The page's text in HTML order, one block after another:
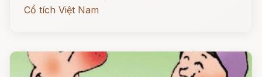
Cổ tích Việt Nam